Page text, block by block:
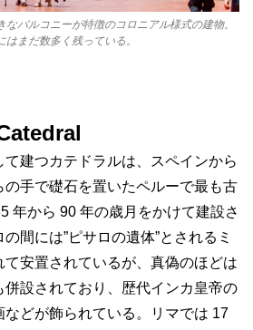
バルコニーが特徴のコロニアル様式の建物。
はまだ数多く残っている。
建つカテドラルは、スペイ ンから
手で礎石を置いたペルーで最も古
年から 90 年の歳月をかけて建設さ
間には”ピサロの遺体”とされるミ
安置されているが、真偽のほどは
併設されており、歴代インカ皇帝の
などが飾られている。リマでは 17